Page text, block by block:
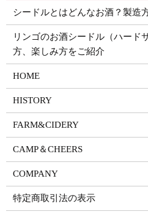
シードルとはどんなお酒？製造
リンゴのお酒シードル（ハード
方、楽しみ方をご紹介
HOME
HISTORY
FARM&CIDERY
CAMP＆CHEERS
COMPANY
特定商取引法の表示